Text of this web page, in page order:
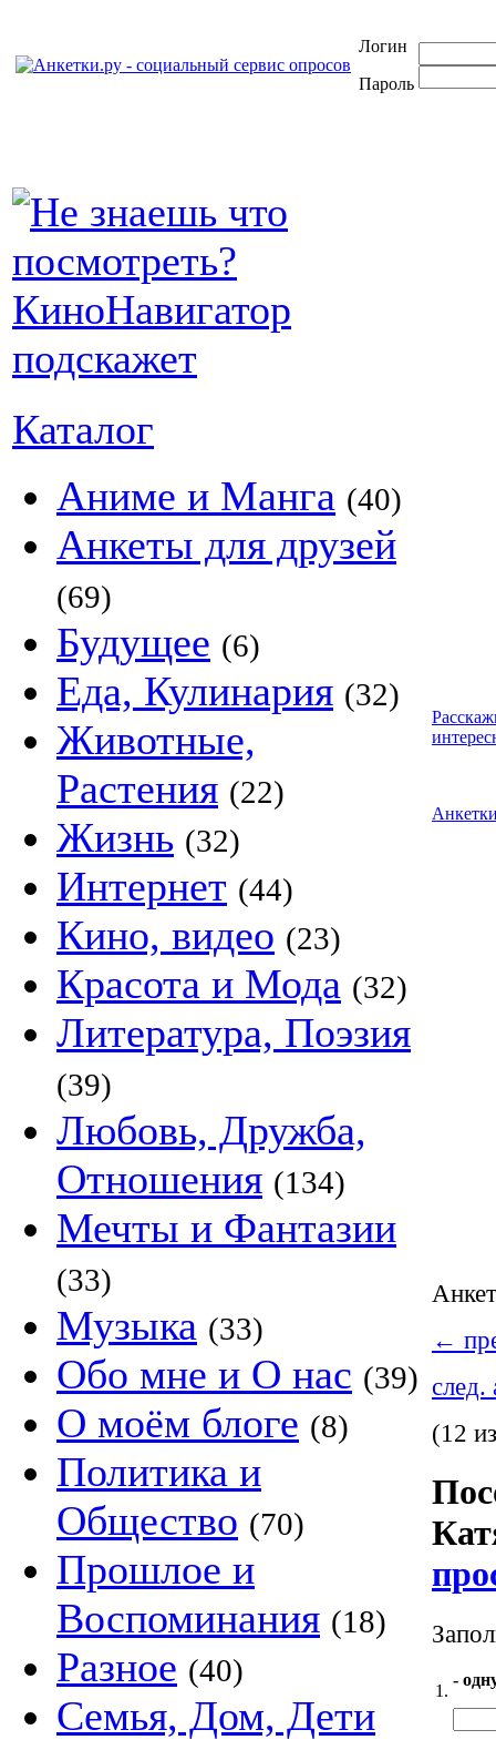
Логин
Пароль
Каталог
Аниме и Манга (40)
Анкеты для друзей
(69)
Будущее (6)
Еда, Кулинария (32)
Животные,
Растения (22)
Жизнь (32)
Интернет (44)
Кино, видео (23)
Красота и Мода (32)
Литература, Поэзия
(39)
Любовь, Дружба,
Отношения (134)
Мечты и Фантазии
(33)
Музыка (33)
Обо мне и О нас (39)
О моём блоге (8)
Политика и
Общество (70)
Прошлое и
Воспоминания (18)
Разное (40)
Семья, Дом, Дети
←
след.
(12
1.
-